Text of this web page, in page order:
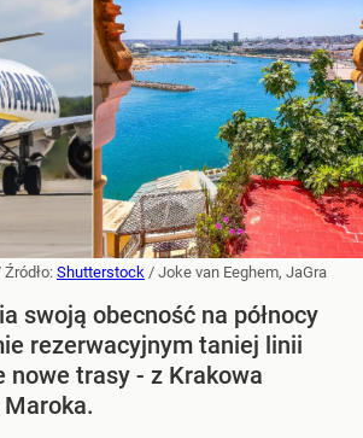
Źródło: Shutterstock / Joke van Eeghem, JaGra
swoją obecność na północy
rezerwacyjnym taniej linii
nowe trasy - z Krakowa
Maroka.